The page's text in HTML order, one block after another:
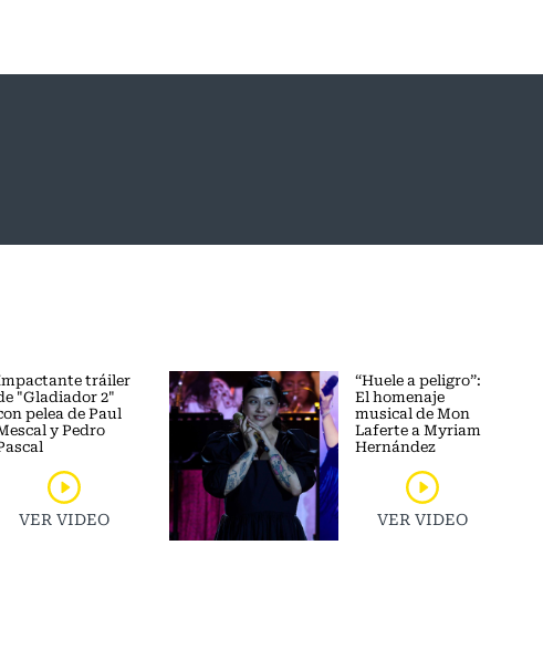
tráiler
"Gladiador 2"
pelea de Paul
y Pedro
VER VIDEO
“Huele a peligro”:
El homenaje
musical de Mon
Laferte a Myriam
Hernández
VER VIDEO